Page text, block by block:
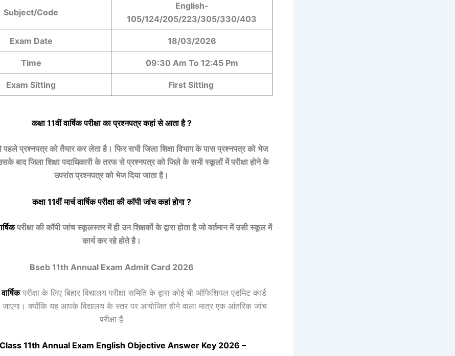
Subject/Code
English-
105/124/205/223/305/330/403
Exam Date 18/03/2026
Time 09:30 Am To 12:45 Pm
Exam Sitting First Sitting
कक्षा 11वींवार्षिकपरीक्षा का प्रश्नपत्र कहां से आता है ?
पहले प्रश्नपत्र को तैयार कर लेता है। फिर सभी जिला शिक्षा विभाग के पास प्रश्नपत्र को भेज
बाद जिला शिक्षा पदाधिकारी के तरफ से प्रश्नपत्र को जिले के सभी स्कूलों में परीक्षा होने के
उपरांत प्रश्नपत्र को भेज दिया जाता है।
कक्षा 11वींमार्च वार्षिकपरीक्षा की कॉपी जांच कहां होगा ?
परीक्षा की कॉपी जांच स्कूलस्तर में ही उन शिक्षकों के द्वारा होता है जो वर्तमान में उसी स्कूल में
कार्य कर रहे होते है।
Bseb 11th Annual Exam Admit Card 2026
वार्षिकपरीक्षा के लिए बिहार विद्यालय परीक्षा समिति के द्वारा कोई भी ऑफिशियल एडमिट कार्ड
जाएगा। क्योंकि यह आपके विद्यालय के स्तर पर आयोजित होने वाला मात्र एक आंतरिक जांच
परीक्षा है
11th Annual Exam English Objective Answer Key 2026 –